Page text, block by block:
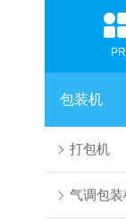
包装机
打包机
气调包装